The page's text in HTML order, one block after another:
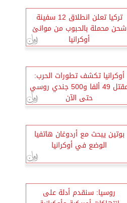
تركيا تعلن انطلاق 12 سفينة
شحن محملة بالحبوب من موانئ
أوكرانيا
أوكرانيا تكشف تطورات الحرب:
مقتل 49 ألفا و500 جندي روسي
حتى الآن
بوتين يبحث مع أردوغان هاتفيا
الوضع في أوكرانيا
روسيا: سنقدم أدلة على